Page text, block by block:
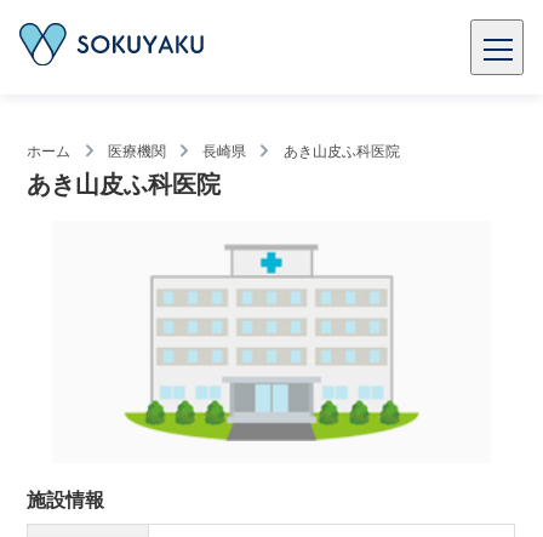
ホーム 医療機関 長崎県 あき山皮ふ科医院
あき山皮ふ科医院
施設情報